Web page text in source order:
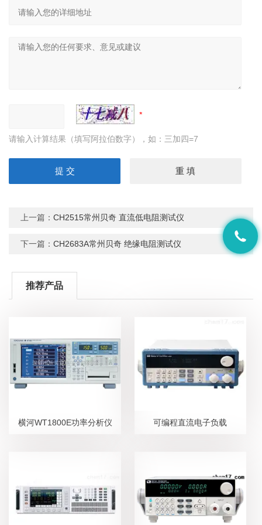
请输入计算结果（填写阿拉伯数字），如：三加四=7
上一篇：CH2515常州贝奇 直流低电阻测试仪
下一篇：CH2683A常州贝奇 绝缘电阻测试仪
推荐产品
横河WT1800E功率分析仪 可编程直流电子负载